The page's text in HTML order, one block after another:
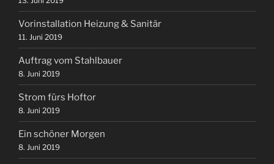
Vorinstallation Heizung & Sanitär
11. Juni 2019
Auftrag vom Stahlbauer
8. Juni 2019
Strom fürs Hoftor
8. Juni 2019
Ein schöner Morgen
8. Juni 2019